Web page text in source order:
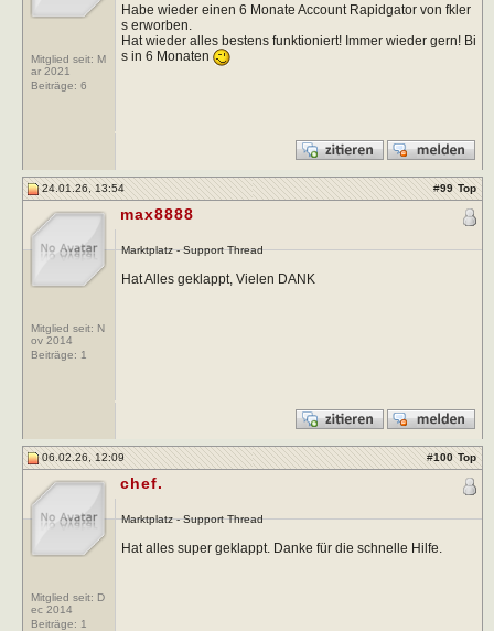
Mitglied seit: M
ar 2021
Beiträge: 6
Habe wieder einen 6 Monate Account Rapidgator von fkler
s erworben.
Hat wieder alles bestens funktioniert! Immer wieder gern! Bi
s in 6 Monaten
24.01.26, 13:54 #99 Top
Mitglied seit: N
ov 2014
Beiträge: 1
max8888
Marktplatz - Support Thread
Hat Alles geklappt, Vielen DANK
06.02.26, 12:09 #100 Top
Mitglied seit: D
ec 2014
Beiträge: 1
chef.
Marktplatz - Support Thread
Hat alles super geklappt. Danke für die schnelle Hilfe.